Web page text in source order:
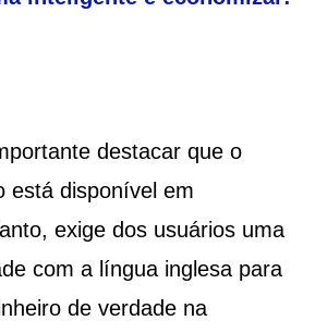
destacar que o
está disponível em
exige dos usuários uma
com a língua inglesa para
de verdade na